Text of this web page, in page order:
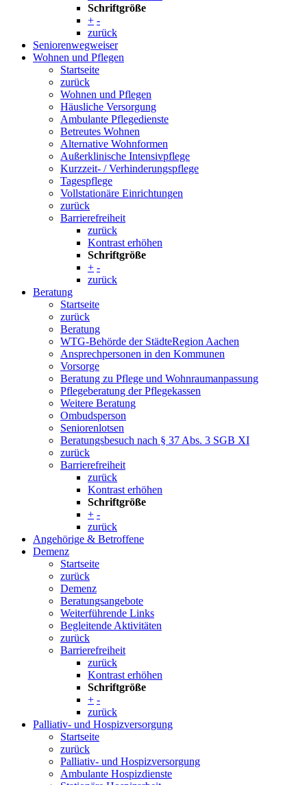
Schriftgröße
+ -
zurück
Seniorenwegweiser
Wohnen und Pflegen
Startseite
zurück
Wohnen und Pflegen
Häusliche Versorgung
Ambulante Pflegedienste
Betreutes Wohnen
Alternative Wohnformen
Außerklinische Intensivpflege
Kurzzeit- / Verhinderungspflege
Tagespflege
Vollstationäre Einrichtungen
zurück
Barrierefreiheit
zurück
Kontrast erhöhen
Schriftgröße
+ -
zurück
Beratung
Startseite
zurück
Beratung
WTG-Behörde der StädteRegion Aachen
Ansprechpersonen in den Kommunen
Vorsorge
Beratung zu Pflege und Wohnraumanpassung
Pflegeberatung der Pflegekassen
Weitere Beratung
Ombudsperson
Seniorenlotsen
Beratungsbesuch nach § 37 Abs. 3 SGB XI
zurück
Barrierefreiheit
zurück
Kontrast erhöhen
Schriftgröße
+ -
zurück
Angehörige & Betroffene
Demenz
Startseite
zurück
Demenz
Beratungsangebote
Weiterführende Links
Begleitende Aktivitäten
zurück
Barrierefreiheit
zurück
Kontrast erhöhen
Schriftgröße
+ -
zurück
Palliativ- und Hospizversorgung
Startseite
zurück
Palliativ- und Hospizversorgung
Ambulante Hospizdienste